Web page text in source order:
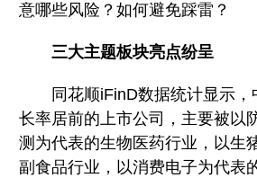
意哪些风险？如何避免踩雷？
三大主题板块亮点纷呈
同花顺iFinD数据统计显示，
长率居前的上市公司，主要被以
测为代表的生物医药行业，以生
副食品行业，以消费电子为代表